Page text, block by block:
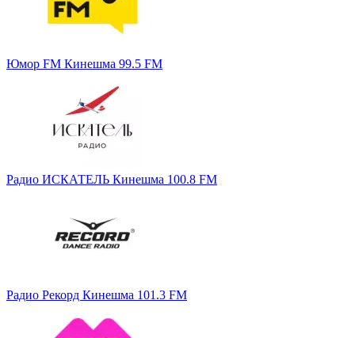
Юмор FM Кинешма 99.5 FM
Радио ИСКАТЕЛЬ Кинешма 100.8 FM
Радио Рекорд Кинешма 101.3 FM